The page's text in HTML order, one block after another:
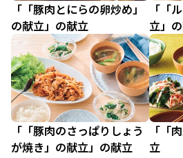
「「豚肉とにらの卵炒め」
の献立」の献立
「「
立」
「「豚肉のさっぱりしょう
が焼き」の献立」の献立
「「
立